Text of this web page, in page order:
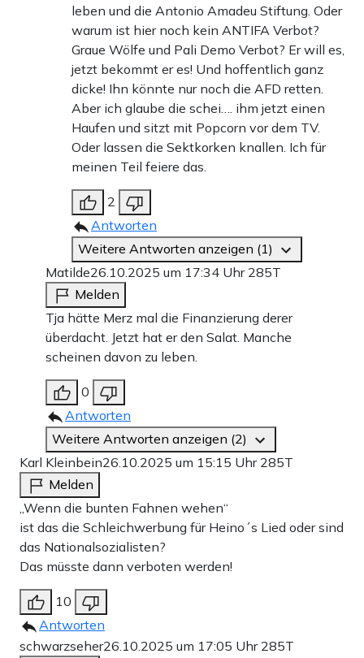
leben und die Antonio Amadeu Stiftung. Oder
warum ist hier noch kein ANTIFA Verbot?
Graue Wölfe und Pali Demo Verbot? Er will es,
jetzt bekommt er es! Und hoffentlich ganz
dicke! Ihn könnte nur noch die AFD retten.
Aber ich glaube die schei…. ihm jetzt einen
Haufen und sitzt mit Popcorn vor dem TV.
Oder lassen die Sektkorken knallen. Ich für
meinen Teil feiere das.
2
Antworten
Weitere Antworten anzeigen (1)
Matilde26.10.2025 um 17:34 Uhr 285T
Melden
Tja hätte Merz mal die Finanzierung derer
überdacht. Jetzt hat er den Salat. Manche
scheinen davon zu leben.
0
Antworten
Weitere Antworten anzeigen (2)
Karl Kleinbein26.10.2025 um 15:15 Uhr 285T
Melden
„Wenn die bunten Fahnen wehen“
ist das die Schleichwerbung für Heino´s Lied oder sind
das Nationalsozialisten?
Das müsste dann verboten werden!
10
Antworten
schwarzseher26.10.2025 um 17:05 Uhr 285T